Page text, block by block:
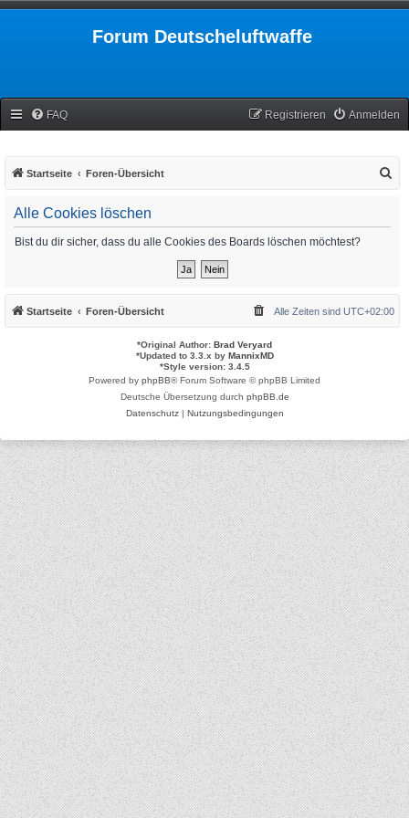
Forum Deutscheluftwaffe
FAQ Anmelden
Registrieren
Startseite Foren-Übersicht
Alle Cookies löschen
Bist du dir sicher, dass du alle Cookies des Boards löschen möchtest?
Startseite Foren-Übersicht Alle Zeiten sind UTC+02:00
*Original Author: Brad Veryard
*Updated to 3.3.x by MannixMD
*Style version: 3.4.5
Powered by phpBB® Forum Software © phpBB Limited
Deutsche Übersetzung durch phpBB.de
Datenschutz| Nutzungsbedingungen